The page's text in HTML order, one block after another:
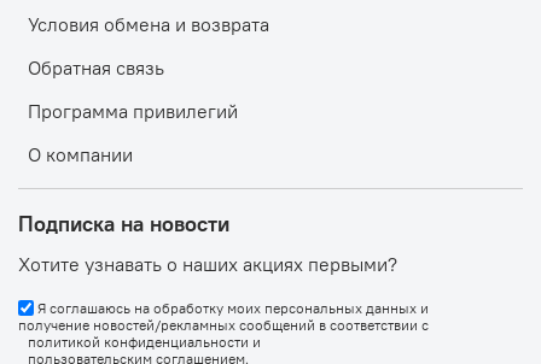
Условия обмена и возврата
Обратная связь
Программа привилегий
О компании
Подписка на новости
Хотите узнавать о наших акциях первыми?
Я соглашаюсь на обработку моих персональных данных и
получение новостей/рекламных сообщений в соответствии с
политикой конфиденциальности и
пользовательским соглашением.